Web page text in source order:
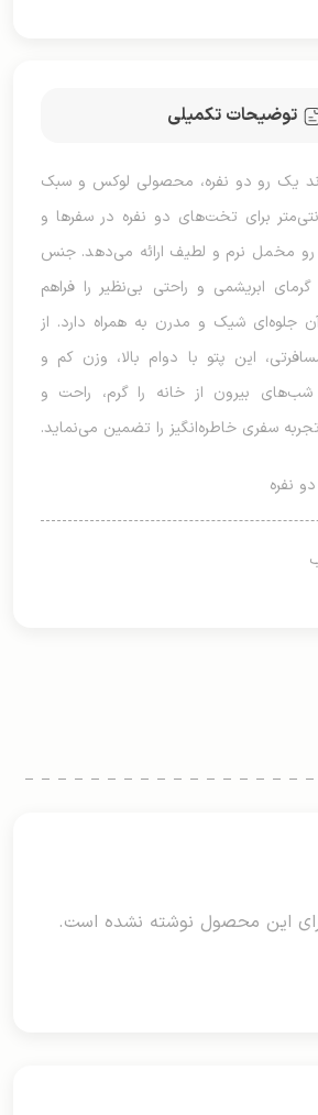
توضیحات تکمیلی
یک رو دو نفره، محصولی لوکس و سبک
۲۴۰×۲۲۰ سانتی‌متر برای تخت‌های دو نفره در سفرها و
مخمل نرم و لطیف ارائه می‌دهد. جنس
ابریشمی و راحتی بی‌نظیر را فراهم
جلوه‌ای شیک و مدرن به همراه دارد. از
این پتو با دوام بالا، وزن کم و
بیرون از خانه را گرم، راحت و
سفری خاطره‌انگیز را تضمین می‌نماید.
دو نفره
این محصول نوشته نشده است.